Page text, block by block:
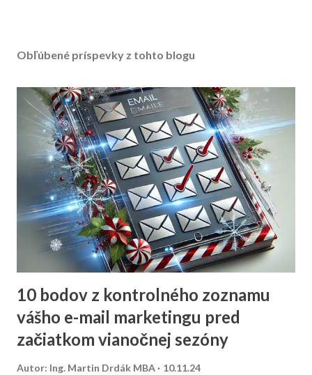
Obľúbené príspevky z tohto blogu
10 bodov z kontrolného zoznamu
vášho e-mail marketingu pred
začiatkom vianočnej sezóny
Autor: Ing. Martin Drdák MBA 10.11.24